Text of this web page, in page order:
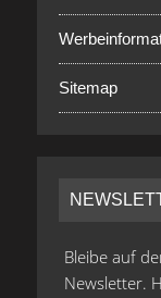
Sitemap
Bleibe auf
Newsletter.